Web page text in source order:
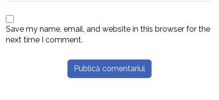
Save my name, email, and website in this browser for the
next time I comment.